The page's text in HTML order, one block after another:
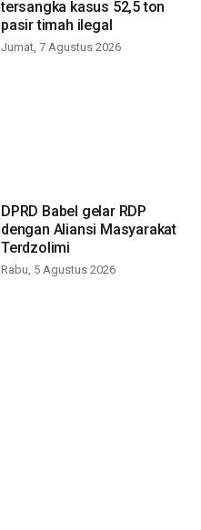
tersangka kasus 52,5 ton
pasir timah ilegal
Jumat, 7 Agustus 2026
DPRD Babel gelar RDP
dengan Aliansi Masyarakat
Terdzolimi
Rabu, 5 Agustus 2026